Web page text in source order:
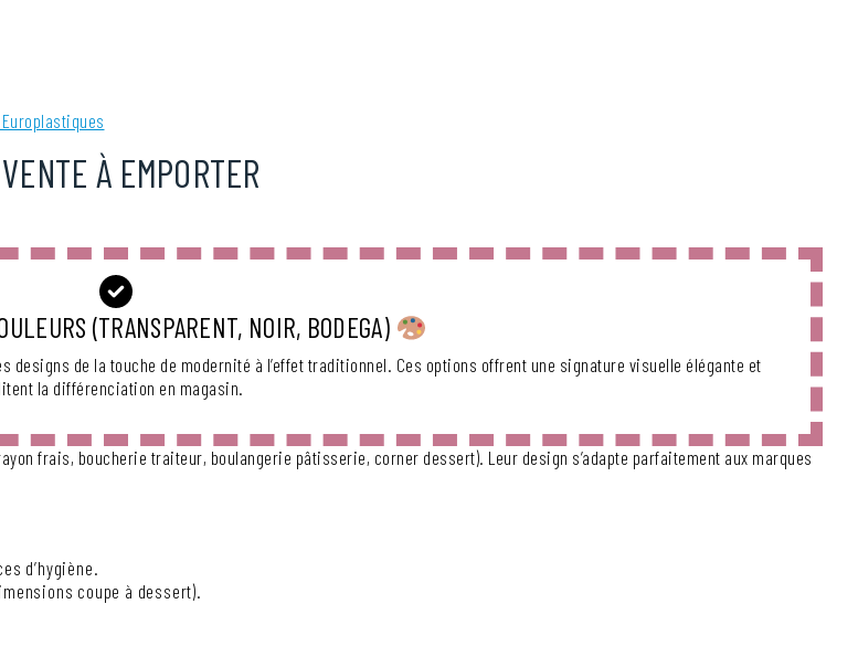
À EMPORTER
(TRANSPARENT, NOIR, BODEGA)
de la touche de modernité à l’effet traditionnel. Ces options offrent une signature visuelle élégante et
la différenciation en magasin.
frais, boucherie traiteur, boulangerie pâtisserie, corner dessert). Leur design s’adapte parfaitement aux marques
d’hygiène.
coupe à dessert).